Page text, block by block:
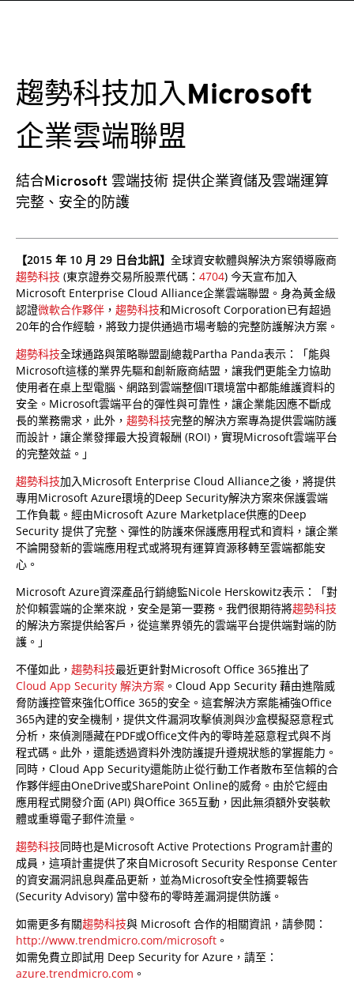
趨勢科技加入Microsoft
企業雲端聯盟
結合Microsoft 雲端技術 提供企業資儲及雲端運算
完整、安全的防護
【2015 年 10 月 29 日台北訊】 全球資安軟體與解決方案領導廠商
趨勢科技 (東京證券交易所股票代碼： 4704) 今天宣布加入
Microsoft Enterprise Cloud Alliance企業雲端聯盟。身為黃金級
認證微軟合作夥伴 ， 趨勢科技和Microsoft Corporation已有超過
20年的合作經驗，將致力提供通過市場考驗的完整防護解決方案。
趨勢科技全球通路與策略聯盟副總裁Partha Panda表示：「能與
Microsoft這樣的業界先驅和創新廠商結盟，讓我們更能全力協助
使用者在桌上型電腦、網路到雲端整個IT環境當中都能維護資料的
安全。Microsoft雲端平台的彈性與可靠性，讓企業能因應不斷成
長的業務需求，此外， 趨勢科技完整的解決方案專為提供雲端防護
而設計，讓企業發揮最大投資報酬 (ROI)，實現Microsoft雲端平台
的完整效益。」
趨勢科技加入Microsoft Enterprise Cloud Alliance之後，將提供
專用Microsoft Azure環境的Deep Security解決方案來保護雲端
工作負載。經由Microsoft Azure Marketplace供應的Deep
Security 提供了完整、彈性的防護來保護應用程式和資料，讓企業
不論開發新的雲端應用程式或將現有運算資源移轉至雲端都能安
心。
Microsoft Azure資深產品行銷總監Nicole Herskowitz表示：「對
於仰賴雲端的企業來說，安全是第一要務。我們很期待將趨勢科技
的解決方案提供給客戶，從這業界領先的雲端平台提供端對端的防
護。」
不僅如此， 趨勢科技最近更針對Microsoft Office 365推出了
Cloud App Security 解決方案 。Cloud App Security 藉由進階威
脅防護控管來強化Office 365的安全。這套解決方案能補強Office
365內建的安全機制，提供文件漏洞攻擊偵測與沙盒模擬惡意程式
分析，來偵測隱藏在PDF或Office文件內的零時差惡意程式與不肖
程式碼。此外，還能透過資料外洩防護提升遵規狀態的掌握能力。
同時，Cloud App Security還能防止從行動工作者散布至信賴的合
作夥伴經由OneDrive或SharePoint Online的威脅。由於它經由
應用程式開發介面 (API) 與Office 365互動，因此無須額外安裝軟
體或重導電子郵件流量。
趨勢科技同時也是Microsoft Active Protections Program計畫的
成員，這項計畫提供了來自Microsoft Security Response Center
的資安漏洞訊息與產品更新，並為Microsoft安全性摘要報告
(Security Advisory) 當中發布的零時差漏洞提供防護。
如需更多有關趨勢科技與 Microsoft 合作的相關資訊，請參閱：
http://www.trendmicro.com/microsoft 。
如需免費立即試用 Deep Security for Azure，請至：
azure.trendmicro.com 。